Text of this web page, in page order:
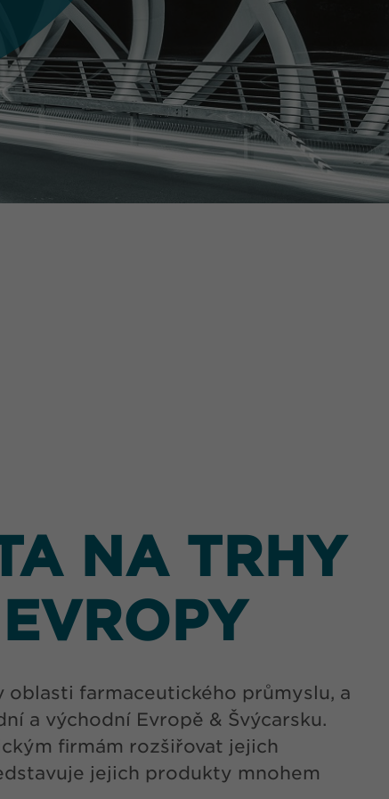
NA TRHY
oblasti farmaceutického průmyslu, a
a východní Evropě & Švýcarsku.
firmám rozšiřovat jejich
jejich produkty mnohem